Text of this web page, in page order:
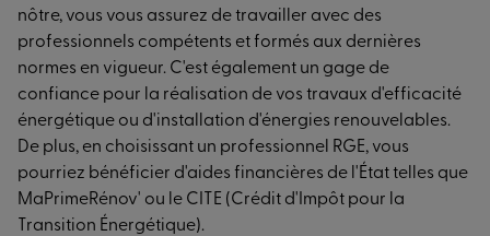
nôtre, vous vous assurez de travailler avec des
professionnels compétents et formés aux dernières
normes en vigueur. C'est également un gage de
confiance pour la réalisation de vos travaux d'efficacité
énergétique ou d'installation d'énergies renouvelables.
De plus, en choisissant un professionnel RGE, vous
pourriez bénéficier d'aides financières de l'État telles que
MaPrimeRénov' ou le CITE (Crédit d'Impôt pour la
Transition Énergétique).